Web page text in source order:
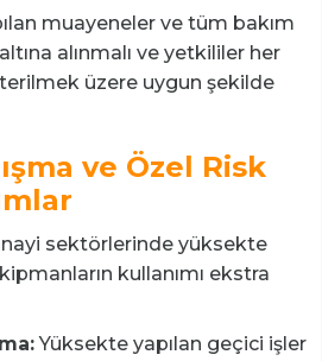
muayeneler ve tüm bakım
alınmalı ve yetkililer her
üzere uygun şekilde
ve Özel Risk
sektörlerinde yüksekte
kullanımı ekstra
Yüksekte yapılan geçici işler